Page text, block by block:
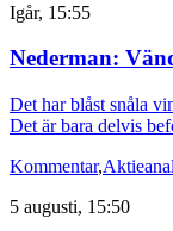
Igår, 15:55
Nederman:
Det har blåst snåla
Det är bara delvis
Kommentar,
5 augusti, 15:50